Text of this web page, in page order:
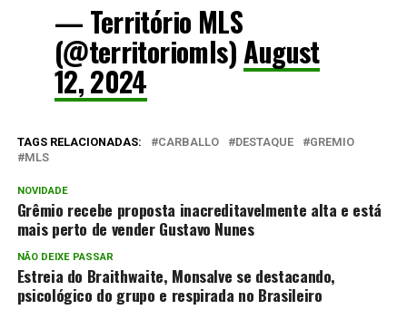
— Território MLS
(@territoriomls)August
12, 2024
TAGS RELACIONADAS: CARBALLO DESTAQUE
GREMIO
MLS
NOVIDADE
Grêmio recebe proposta inacreditavelmente alta e está
mais perto de vender Gustavo Nunes
NÃO DEIXE PASSAR
Estreia do Braithwaite, Monsalve se destacando,
psicológico do grupo e respirada no Brasileiro